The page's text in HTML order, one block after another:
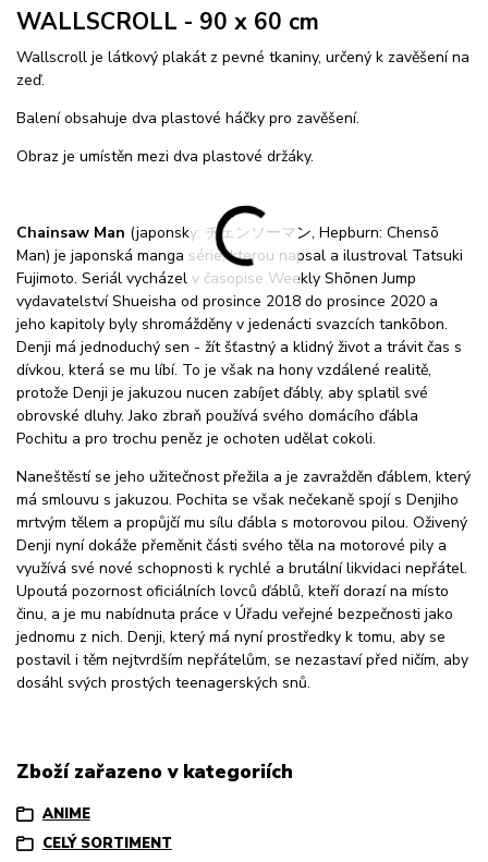
WALLSCROLL - 90 x 60 cm
Wallscroll je látkový plakát z pevné tkaniny, určený k zavěšení na
zeď.
Balení obsahuje dva plastové háčky pro zavěšení.
Obraz je umístěn mezi dva plastové držáky.
Chainsaw Man (japonsky: チェンソーマン, Hepburn: Chensō
Man) je japonská manga série, kterou napsal a ilustroval Tatsuki
Fujimoto. Seriál vycházel v časopise Weekly Shōnen Jump
vydavatelství Shueisha od prosince 2018 do prosince 2020 a
jeho kapitoly byly shromážděny v jedenácti svazcích tankōbon.
Denji má jednoduchý sen - žít šťastný a klidný život a trávit čas s
dívkou, která se mu líbí. To je však na hony vzdálené realitě,
protože Denji je jakuzou nucen zabíjet ďábly, aby splatil své
obrovské dluhy. Jako zbraň používá svého domácího ďábla
Pochitu a pro trochu peněz je ochoten udělat cokoli.
Naneštěstí se jeho užitečnost přežila a je zavražděn ďáblem, který
má smlouvu s jakuzou. Pochita se však nečekaně spojí s Denjiho
mrtvým tělem a propůjčí mu sílu ďábla s motorovou pilou. Oživený
Denji nyní dokáže přeměnit části svého těla na motorové pily a
využívá své nové schopnosti k rychlé a brutální likvidaci nepřátel.
Upoutá pozornost oficiálních lovců ďáblů, kteří dorazí na místo
činu, a je mu nabídnuta práce v Úřadu veřejné bezpečnosti jako
jednomu z nich. Denji, který má nyní prostředky k tomu, aby se
postavil i těm nejtvrdším nepřátelům, se nezastaví před ničím, aby
dosáhl svých prostých teenagerských snů.
Zboží zařazeno v kategoriích
ANIME
CELÝ SORTIMENT